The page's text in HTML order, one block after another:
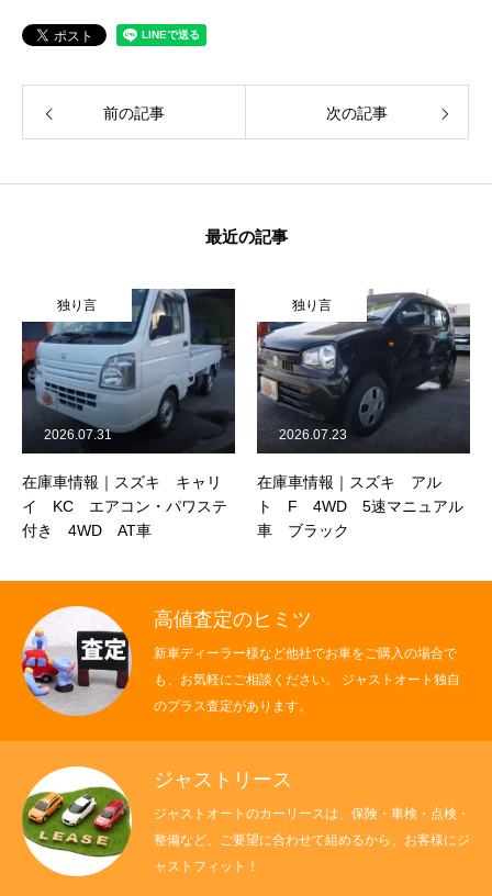
保険
前の記事 次の記事
最近の記事
ズキ キャリ
・パワステ
車
独り言
在庫車情報｜スズキ アル
ト F 4WD 5速マニュアル
車 ブラック
2026.07.23
独り言
在庫車情報｜バ
ロ ５速マニュ
高値査定のヒミツ
新車ディーラー様など他社でお車をご購入の場合で
も、お気軽にご相談ください。 ジャストオート独自
のプラス査定があります。
ジャストリース
ジャストオートのカーリースは、保険・車検・点検・
整備など、ご要望に合わせて組めるから、お客様にジ
ャストフィット！